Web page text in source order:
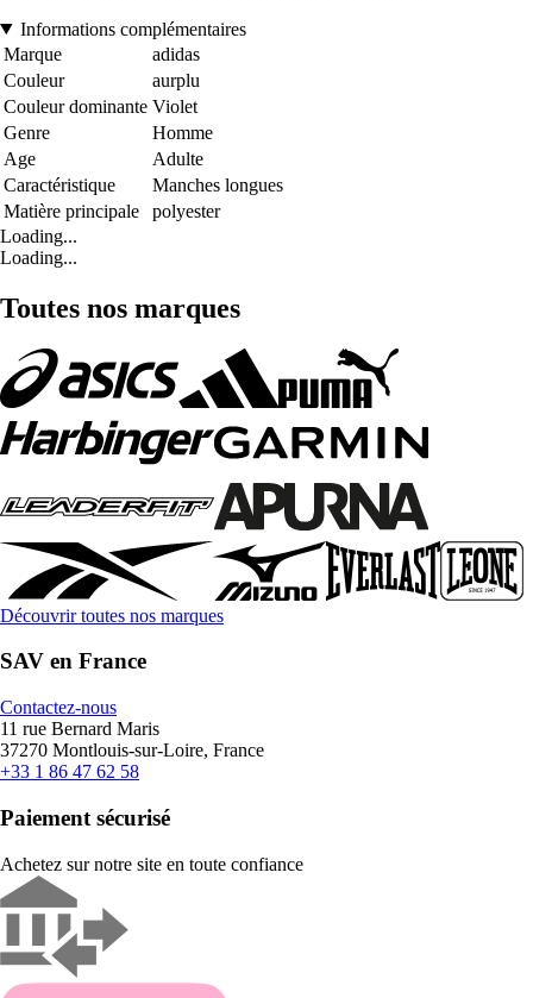
Informations complémentaires
Marque
adidas
Couleur
aurplu
Couleur dominante Violet
Genre
Homme
Age
Adulte
Caractéristique
Manches longues
Matière principale
polyester
Loading...
Loading...
Toutes nos marques
Découvrir toutes nos marques
SAV en France
Contactez-nous
11 rue Bernard Maris
37270 Montlouis-sur-Loire, France
+33 1 86 47 62 58
Paiement sécurisé
Achetez sur notre site en toute confiance